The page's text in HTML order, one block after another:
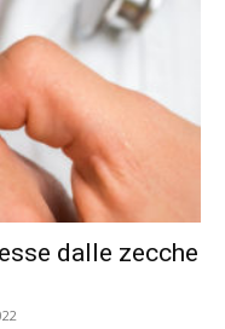
dalle zecche